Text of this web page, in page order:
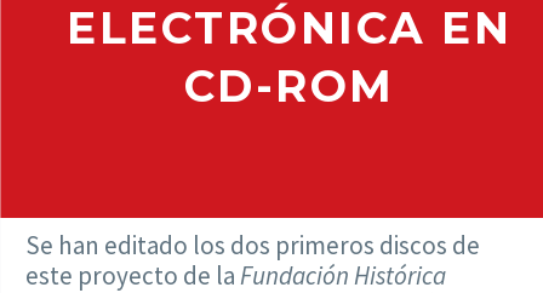
ELECTRÓNICA EN
CD-ROM
Se han editado los dos primeros discos de
este proyecto de laFundación Histórica